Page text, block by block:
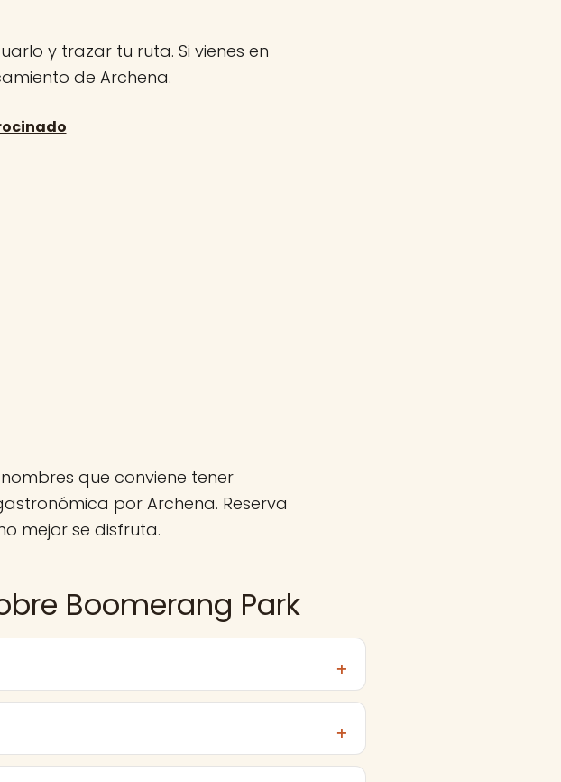
y trazar tu ruta. Si vienes en
de Archena.
que conviene tener
por Archena. Reserva
mejor se disfruta.
Boomerang Park